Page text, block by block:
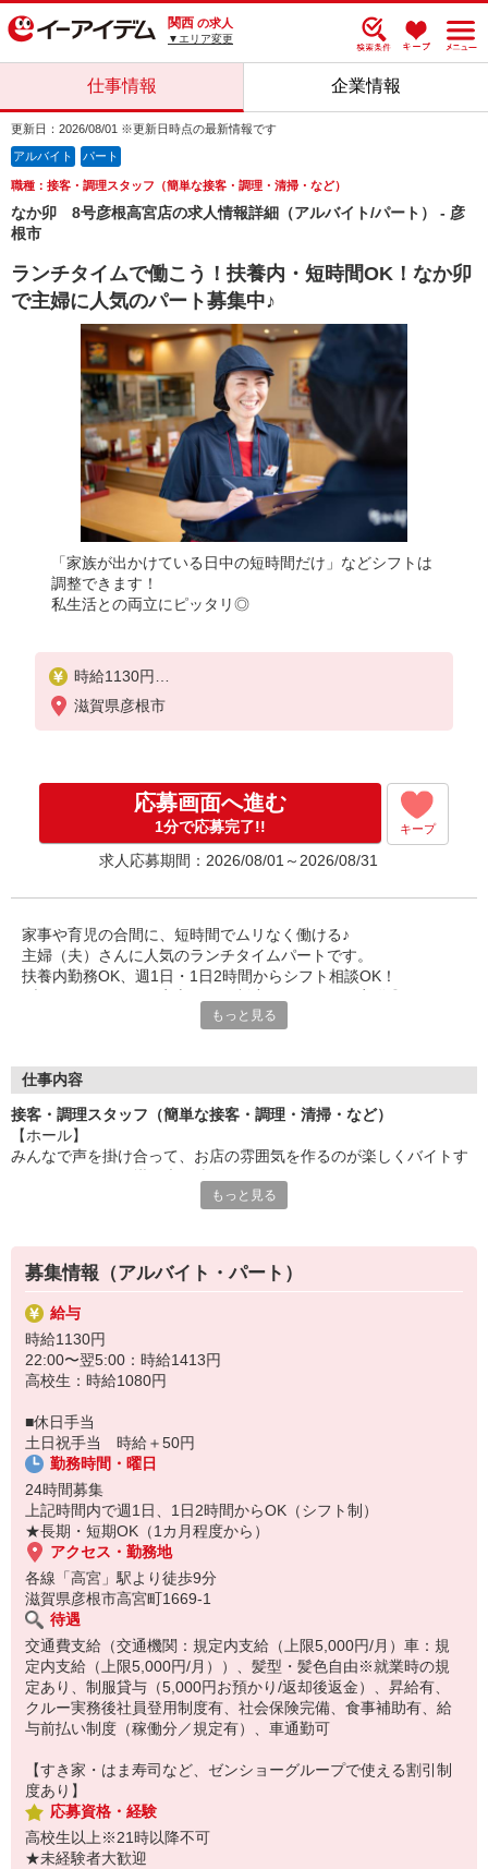
関西 の求人
▼エリア変更
仕事情報 企業情報
更新日：2026/08/01 ※更新日時点の最新情報です
アルバイト パート
職種：接客・調理スタッフ（簡単な接客・調理・清掃・など）
なか卯 8号彦根高宮店の求人情報詳細（アルバイト/パート） - 彦
根市
ランチタイムで働こう！扶養内・短時間OK！なか卯
で主婦に人気のパート募集中♪
「家族が出かけている日中の短時間だけ」などシフトは
調整できます！
私生活との両立にピッタリ◎
時給1130円
22:00〜翌5:00：時給1413円
高校生：時給1080円
土日祝手当 時給＋50円
滋賀県彦根市
応募画面へ進む
1分で応募完了!! キープ
求人応募期間：2026/08/01～2026/08/31
家事や育児の合間に、短時間でムリなく働ける♪
主婦（夫）さんに人気のランチタイムパートです。
扶養内勤務OK、週1日・1日2時間からシフト相談OK！
セルフオーダー＆会計で接客もカンタンです。
◆食事補助あり
◆給与前払いあり
⇒今月ピンチで！という時も安心！
◆社員登用あり
⇒ゆくゆくは社員としてしっかり働きたい方にもオススメ！
馴染みの
ゼンショーグループの一員として、安心・安定の環境で働けま
す。
もっと見る
仕事内容
接客・調理スタッフ（簡単な接客・調理・清掃・など）
【ホール】
みんなで声を掛け合って、お店の雰囲気を作るのが楽しくバイトす
セルフオーダー、セルフ会計で、現金の受け渡しはほとんどありま
【キッチン】
うどんを湯掻いたり、丼を作ったり、なか卯自慢の「こだわりメニ
ュー」をスピーディに調理してください。
すべての商品にマニュアルがあり料理が苦手な方も初日から簡単に
おいしい商品が作れます◎
もっと見る
募集情報（アルバイト・パート）
給与
時給1130円
22:00〜翌5:00：時給1413円
高校生：時給1080円
■休日手当
土日祝手当 時給＋50円
勤務時間・曜日
24時間募集
上記時間内で週1日、1日2時間からOK（シフト制）
★長期・短期OK（1カ月程度から）
アクセス・勤務地
各線「高宮」駅より徒歩9分
滋賀県彦根市高宮町1669-1
待遇
交通費支給（交通機関：規定内支給（上限5,000円/月）車：規
定内支給（上限5,000円/月））、髪型・髪色自由※就業時の規
定あり、制服貸与（5,000円お預かり/返却後返金）、昇給有、
クルー実務後社員登用制度有、社会保険完備、食事補助有、給
与前払い制度（稼働分／規定有）、車通勤可
【すき家・はま寿司など、ゼンショーグループで使える割引制
度あり】
応募資格・経験
高校生以上※21時以降不可
★未経験者大歓迎